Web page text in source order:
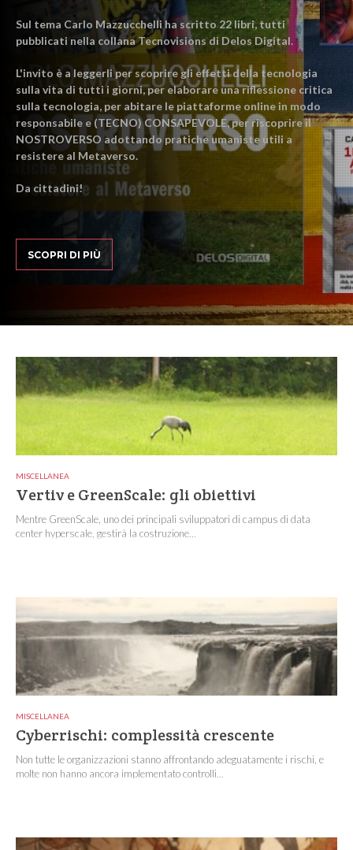
Sul tema Carlo Mazzucchelli ha scritto 22 libri, tutti
pubblicati nella collana Tecnovisions di Delos Digital.
L'invito è a leggerli per scoprire gli effetti della tecnologia
sulla vita di tutti i giorni, per elaborare una riflessione critica
sulla tecnologia, per abitare le piattaforme online in modo
responsabile e (TECNO) CONSAPEVOLE, per riscoprire il
NOSTROVERSO adottando pratiche umaniste utili a
resistere al Metaverso.
Da cittadini!
SCOPRI DI PIÙ
MISCELLANEA
Vertiv e GreenScale: gli obiettivi
Mentre GreenScale, uno dei principali sviluppatori di campus di data
center hyperscale, gestirà la costruzione...
MISCELLANEA
Cyberrischi: complessità crescente
Non tutte le organizzazioni stanno affrontando adeguatamente i rischi, e
molte non hanno ancora implementato controlli...